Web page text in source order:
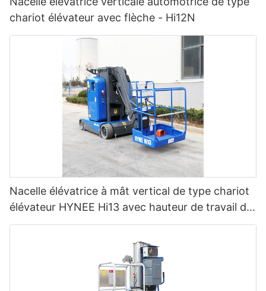
chariot élévateur avec flèche - Hi12N
Nacelle élévatrice à mât vertical de type chariot
élévateur HYNEE Hi13 avec hauteur de travail de
12,65 m